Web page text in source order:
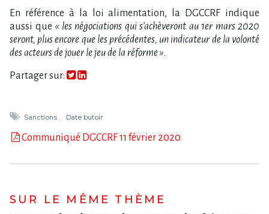
En référence à la loi alimentation, la DGCCRF indique
aussi que « les négociations qui s’achèveront au 1er mars 2020
seront, plus encore que les précédentes, un indicateur de la volonté
des acteurs de jouer le jeu de la réforme ».
Partager sur:
Sanctions Date butoir
Communiqué DGCCRF 11 février 2020
SUR LE MÊME THÈME